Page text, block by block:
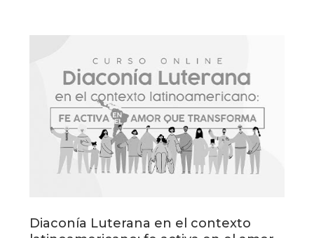
Diaconía Luterana en el contexto